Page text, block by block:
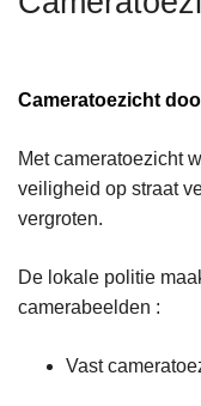
Cameratoezicht
Met cameratoezicht
veiligheid op straat
vergroten.
De lokale politie
camerabeelden :
Vast